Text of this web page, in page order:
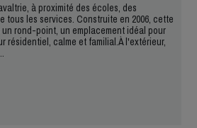
à proximité des écoles, des
tous les services. Construite en 2006, cette
rond-point, un emplacement idéal pour
résidentiel, calme et familial.À l'extérieur,